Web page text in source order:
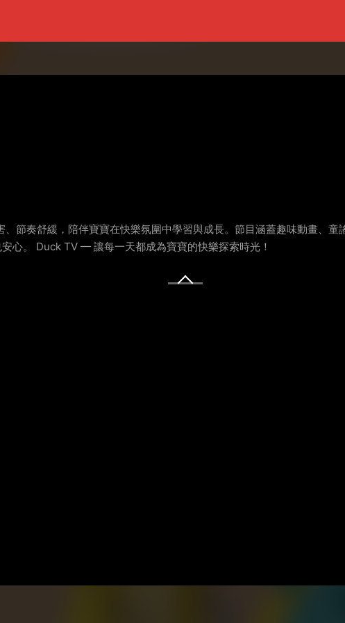
節奏舒緩，陪伴寶寶在快樂氛圍中學習與成長。節目涵蓋趣味動畫、
心。 Duck TV — 讓每一天都成為寶寶的快樂探索時光！